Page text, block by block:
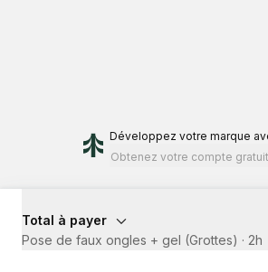
Développez votre marque
Obtenez votre compte gratuit
Total à payer
Pose de faux ongles + gel (Grottes) · 2h